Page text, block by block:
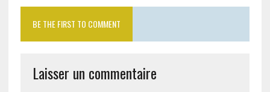
BE THE FIRST TO COMMENT
Laisser un commentaire